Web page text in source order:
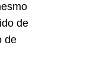
de
de